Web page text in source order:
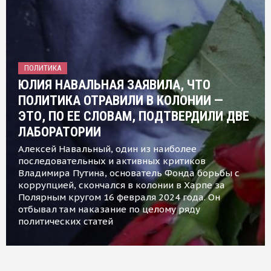
ПОЛИТИКА
ЮЛИЯ НАВАЛЬНАЯ ЗАЯВИЛА, ЧТО
ПОЛИТИКА ОТРАВИЛИ В КОЛОНИИ —
ЭТО, ПО ЕЕ СЛОВАМ, ПОДТВЕРДИЛИ ДВЕ
ЛАБОРАТОРИИ
Алексей Навальный, один из наиболее
последовательных и активных критиков
Владимира Путина, основатель Фонда борьбы с
коррупцией, скончался в колонии в Харпе за
Полярным кругом 16 февраля 2024 года. Он
отбывал там наказание по целому ряду
политических статей